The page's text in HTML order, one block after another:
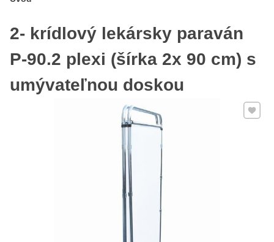
2- krídlový lekársky paraván
P-90.2 plexi (šírka 2x 90 cm) s
umývateľnou doskou
Pridať